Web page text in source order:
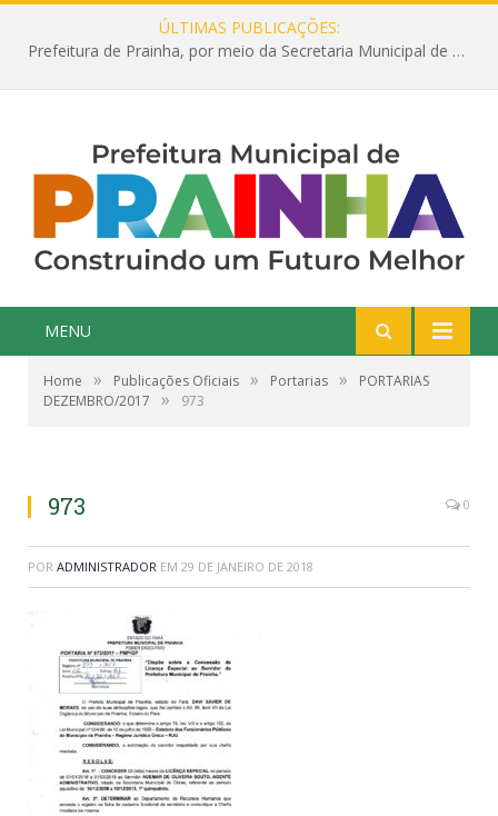
ÚLTIMAS PUBLICAÇÕES:
Prefeitura de Prainha, por meio da Secretaria Municipal de Educação, abre 354 vagas na área da Educação para 2025 com processo seletivo simplificado
MENU
Home » Publicações Oficiais » Portarias »
PORTARIAS
DEZEMBRO/2017
» 973
973 0
POR ADMINISTRADOR EM 29 DE JANEIRO DE 2018